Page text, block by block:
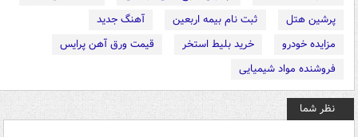
پرشین هتل
ثبت نام بیمه اربعین
آهنگ جدید
مزایده خودرو
خرید بلیط استخر
قیمت ورق آهن پرایس
فروشنده مواد شیمیایی
نظر شما